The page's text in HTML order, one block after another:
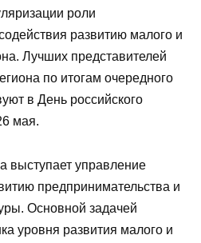
роли
развитию малого и
Лучших представителей
по итогам очередного
в День российского
мая.
выступает управление
предпринимательства и
Основной задачей
уровня развития малого и